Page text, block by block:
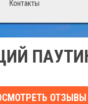
Контакты
ОТЗЫВЫ